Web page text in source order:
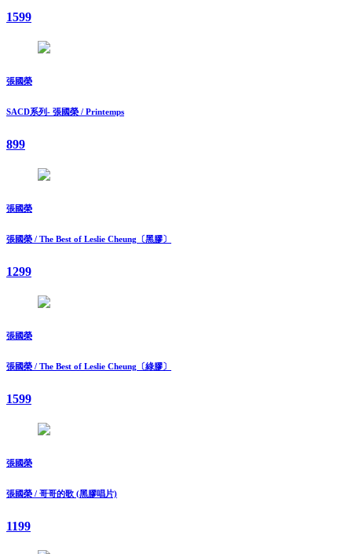
1599
張國榮
SACD系列- 張國榮 / Printemps
899
張國榮
張國榮 / The Best of Leslie Cheung〔黑膠〕
1299
張國榮
張國榮 / The Best of Leslie Cheung〔綠膠〕
1599
張國榮
張國榮 / 哥哥的歌 (黑膠唱片)
1199